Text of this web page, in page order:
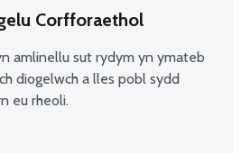
Corfforaethol
amlinellu sut rydym yn ymateb
diogelwch a lles pobl sydd
eu rheoli.